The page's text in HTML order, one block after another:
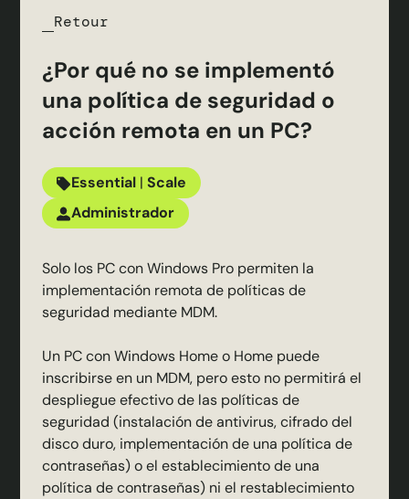
Retour
¿Por qué no se implementó
una política de seguridad o
acción remota en un PC?
Essential | Scale
Administrador
Solo los PC con Windows Pro permiten la
implementación remota de políticas de
seguridad mediante MDM.
Un PC con Windows Home o Home puede
inscribirse en un MDM, pero esto no permitirá el
despliegue efectivo de las políticas de
seguridad (instalación de antivirus, cifrado del
disco duro, implementación de una política de
contraseñas) o el establecimiento de una
política de contraseñas) ni el restablecimiento